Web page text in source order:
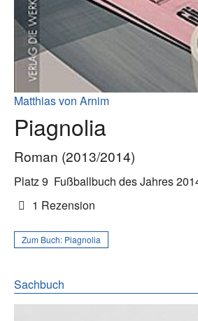
Matthias von Arnim
Piagnolia
Roman (2013/2014)
Platz 9 Fußballbuch des Jahres
1 Rezension
Zum Buch: Piagnolia
Sachbuch